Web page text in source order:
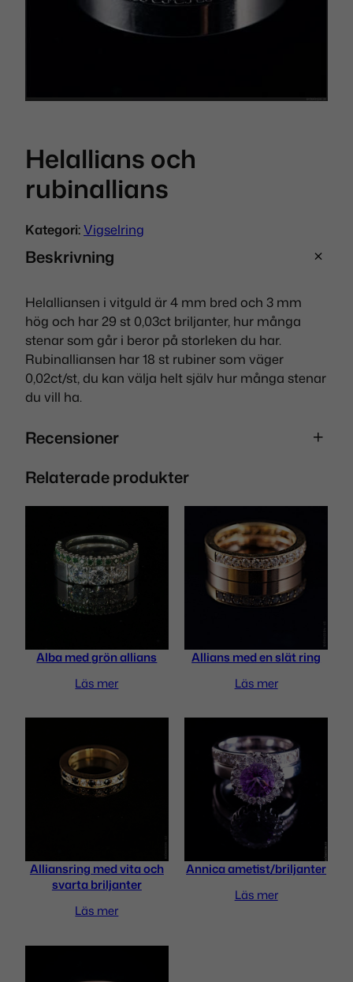
Helallians och
rubinallians
Kategori:Vigselring
Beskrivning
Helalliansen i vitguld är 4 mm bred och 3 mm
hög och har 29 st 0,03ct briljanter, hur många
stenar som går i beror på storleken du har.
Rubinalliansen har 18 st rubiner som väger
0,02ct/st, du kan välja helt själv hur många stenar
du vill ha.
Recensioner
0 recensioner av Helallians och
rubinallians
Bli först med att recensera ”Helallians
och rubinallians”
Din e-postadress kommer inte publiceras.
Obligatoriska fält är märkta
Ditt betyg*
Namn*
Relaterade produkter
Alba med grön allians
Läs mer
Allians med en slät ring
Läs mer
Alliansring med vita och
svarta briljanter
Läs mer
Annica ametist/briljanter
Läs mer